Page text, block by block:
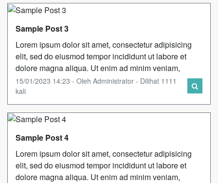
Sample Post 3
Lorem ipsum dolor sit amet, consectetur adipisicing
elit, sed do eiusmod tempor incididunt ut labore et
dolore magna aliqua. Ut enim ad minim veniam,
15/01/2023 14:23 - Oleh Administrator - Dilihat 1111
kali
Sample Post 4
Lorem ipsum dolor sit amet, consectetur adipisicing
elit, sed do eiusmod tempor incididunt ut labore et
dolore magna aliqua. Ut enim ad minim veniam,